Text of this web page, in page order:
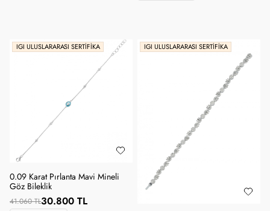
IGI ULUSLARARASI SERTIFIKA
0.09 Karat Pırlanta Mavi Mineli
Göz Bileklik
41.060 TL30.800 TL
IGI ULUSLARARASI SERTIFIKA